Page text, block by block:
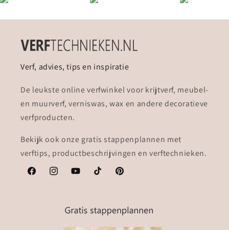
Verf, advies, tips en inspiratie
De leukste online verfwinkel voor krijtverf, meubel-
en muurverf, verniswas, wax en andere decoratieve
verfproducten.
Bekijk ook onze gratis stappenplannen met
verftips, productbeschrijvingen en verftechnieken.
FacebookInstagramYouTubeTikTok Pinterest